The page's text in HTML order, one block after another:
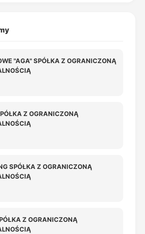
"AGA" SPÓŁKA Z OGRANICZONĄ
Z OGRANICZONĄ
SPÓŁKA Z OGRANICZONĄ
Z OGRANICZONĄ